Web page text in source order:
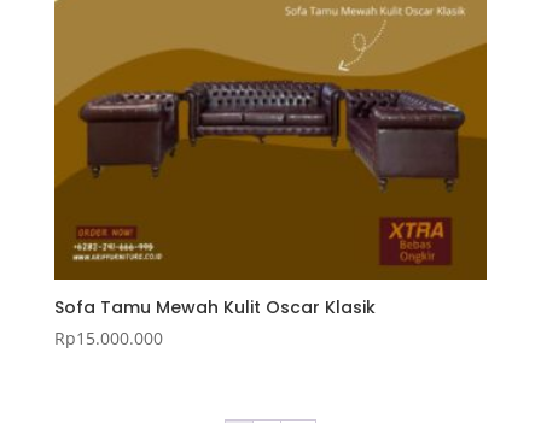
Sofa Tamu Mewah Kulit Oscar Klasik
Rp15.000.000